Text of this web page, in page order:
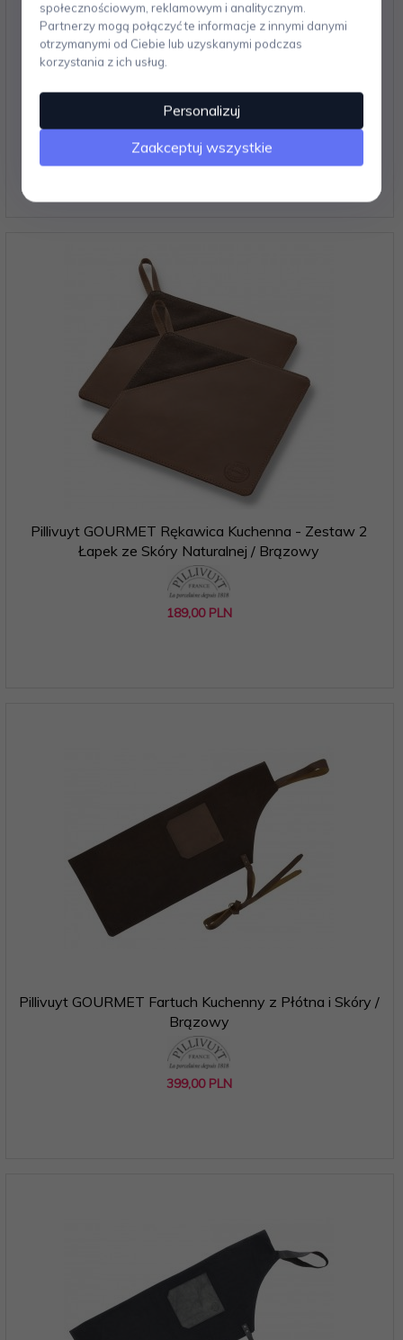
Pillivuyt GOURMET Rękawica Kuchenna - Zestaw 2
189,00 PLN
Pillivuyt GOURMET Rękawica Kuchenna - Zestaw 2
Łapek ze Skóry Naturalnej / Brązowy
189,00 PLN
Pillivuyt GOURMET Fartuch Kuchenny z Płótna i Skóry /
Brązowy
399,00 PLN
społecznościowym, reklamowym i analitycznym.
Partnerzy mogą połączyć te informacje z innymi danymi
otrzymanymi od Ciebie lub uzyskanymi podczas
korzystania z ich usług.
Personalizuj
Zaakceptuj wszystkie